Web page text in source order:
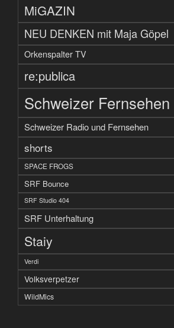
MiGAZIN
NEU DENKEN mit Maja Göpel
Orkenspalter TV
re:publica
Schweizer Fernsehen
Schweizer Radio und Fernsehen
shorts
SPACE FROGS
SRF Bounce
SRF Studio 404
SRF Unterhaltung
Staiy
Verdi
Volksverpetzer
WildMics